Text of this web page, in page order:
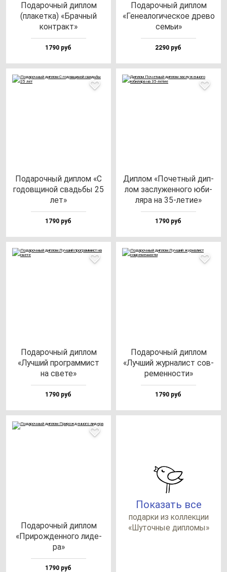
Пода­роч­ный дип­лом
(пла­кет­ка) «Брач­ный
кон­тракт»
1790 руб
Пода­роч­ный дип­лом
«Гене­ало­ги­чес­кое дре­во
семьи»
2290 руб
Пода­роч­ный дип­лом «С
го­дов­щи­ной свадь­бы 25
лет»
1790 руб
Дип­лом «Почет­ный дип­
лом зас­лу­жен­но­го юби­
ля­ра на 35-ле­тие»
1790 руб
Пода­роч­ный дип­лом
«Луч­ший прог­рам­мист
на све­те»
1790 руб
Пода­роч­ный дип­лом
«Луч­ший жур­на­лист сов­
ре­мен­нос­ти»
1790 руб
Пода­роч­ный дип­лом
«При­рож­ден­но­го ли­де­
ра»
1790 руб
Показать все
по­дар­ки из кол­лек­ции
«Шуточ­ные дип­ло­мы»